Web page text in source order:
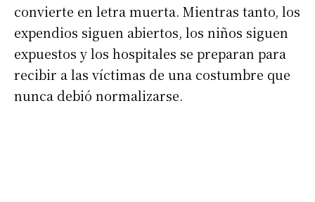
convierte en letra muerta. Mientras tanto, los
expendios siguen abiertos, los niños siguen
expuestos y los hospitales se preparan para
recibir a las víctimas de una costumbre que
nunca debió normalizarse.